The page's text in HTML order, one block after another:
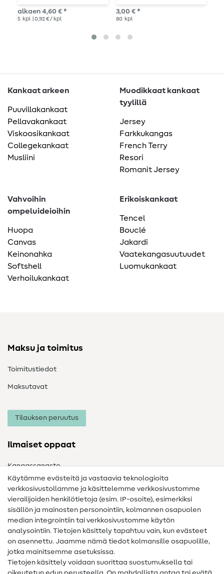
alkaen 4,60 € *
5 kpl | 0,92 € / kpl
3,00 € *
80 kpl
Kankaat arkeen
Puuvillakankaat
Pellavakankaat
Viskoosikankaat
Collegekankaat
Musliini
Muodikkaat kankaat
tyylillä
Jersey
Farkkukangas
French Terry
Resori
Romanit Jersey
Vahvoihin
ompeluideioihin
Huopa
Canvas
Keinonahka
Softshell
Verhoilukankaat
Erikoiskankaat
Tencel
Bouclé
Jakardi
Vaatekangasuutuudet
Luomukankaat
Maksu ja toimitus
Toimitustiedot
Maksutavat
Tilauksen peruutus
Ilmaiset oppaat
Kangassanasto
Ompelusanasto
Ompeluohjeet
Apua ja yhteystiedot
Yhteystiedot
Tietoa omistajanvaihdoksesta
Käytämme evästeitä ja vastaavia teknologioita
verkkosivustollamme ja käsittelemme verkkosivustomme
vierailijoiden henkilötietoja (esim. IP-osoite), esimerkiksi
sisällön ja mainosten personointiin, kolmannen osapuolen
median integrointiin tai verkkosivustomme käytön
analysointiin. Tietojen käsittely tapahtuu vain, kun evästeet
on asennettu. Jaamme nämä tiedot kolmansille osapuolille,
jotka mainitsemme asetuksissa.
Tietojen käsittely voidaan suorittaa suostumuksella tai